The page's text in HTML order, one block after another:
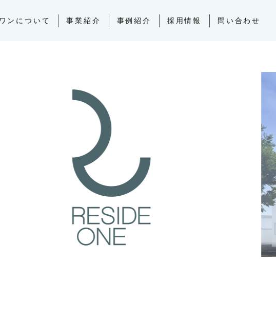
ンについて 事業紹介 事例紹介 採用情報 問い合わせ